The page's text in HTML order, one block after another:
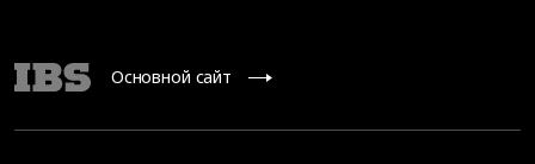
Основной сайт